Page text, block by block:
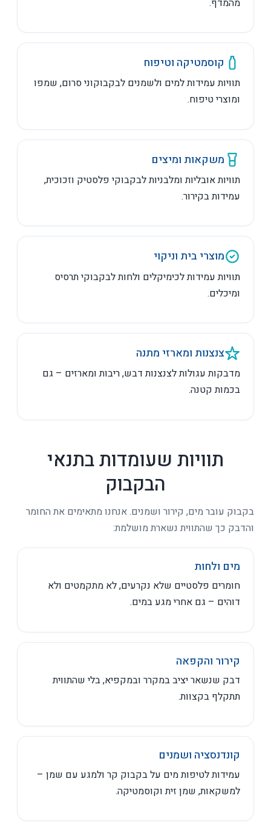
מהמדף.
קוסמטיקה וטיפוח
תוויות עמידות למים ולשמנים לבקבוקוני סרום, שמפו
ומוצרי טיפוח.
משקאות ומיצים
תוויות אובליות ומלבניות לבקבוקי פלסטיק וזכוכית,
עמידות בקירור.
מוצרי בית וניקוי
תוויות עמידות לכימיקלים ולחות לבקבוקי תרסיס
ומיכלים.
צנצנות ומארזי מתנה
מדבקות עגולות לצנצנות דבש, ריבות ומארזים – גם
בכמות קטנה.
תוויות שעומדות בתנאי
הבקבוק
בקבוק עובר מים, קירור ושמנים. אנחנו מתאימים את החומר
והדבק כך שהתווית נשארת מושלמת:
מים ולחות
חומרים פלסטיים שלא נקרעים, לא מתקמטים ולא
דוהים – גם אחרי מגע במים.
קירור והקפאה
דבק שנשאר יציב במקרר ובמקפיא, בלי שהתווית
תתקלף בקצוות.
קונדנסציה ושמנים
עמידות לטיפות מים על בקבוק קר ולמגע עם שמן –
למשקאות, שמן זית וקוסמטיקה.